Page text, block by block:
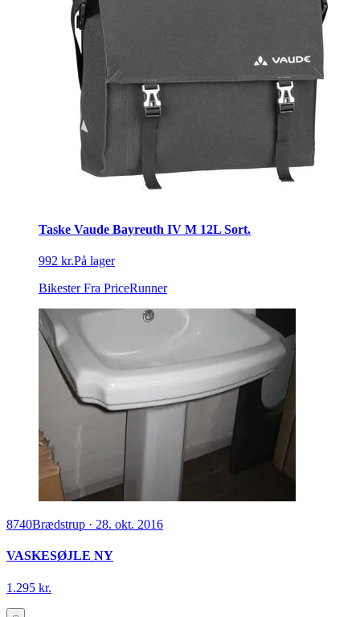
Taske Vaude Bayreuth IV M 12L Sort.
992 kr.På lager
Bikester Fra PriceRunner
8740Brædstrup · 28. okt. 2016
VASKESØJLE NY
1.295 kr.